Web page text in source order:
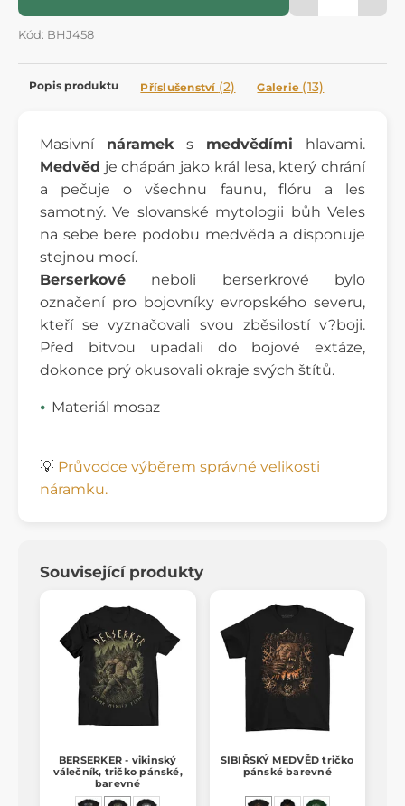
Kód: BHJ458
Popis produktu Příslušenství (2) Galerie (13)
Masivní náramek s medvědími hlavami.
Medvěd je chápán jako král lesa, který chrání
a pečuje o všechnu faunu, flóru a les
samotný. Ve slovanské mytologii bůh Veles
na sebe bere podobu medvěda a disponuje
stejnou mocí.
Berserkové neboli berserkrové bylo
označení pro bojovníky evropského severu,
kteří se vyznačovali svou zběsilostí v?boji.
Před bitvou upadali do bojové extáze,
dokonce prý okusovali okraje svých štítů.
Materiál mosaz
💡 Průvodce výběrem správné velikosti
náramku.
Související produkty
BERSERKER - vikinský
válečník, tričko pánské,
barevné
SIBIŘSKÝ MEDVĚD tričko
pánské barevné